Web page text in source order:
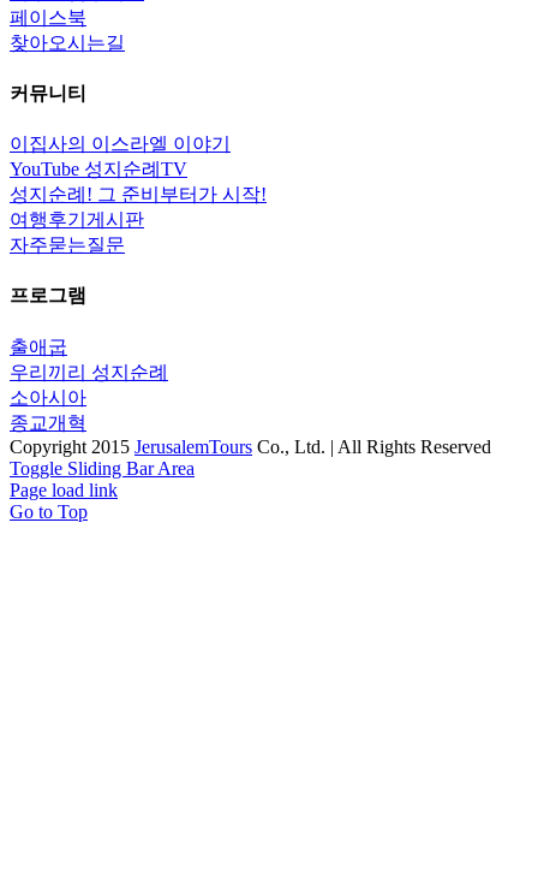
페이스북
찾아오시는길
커뮤니티
이집사의 이스라엘 이야기
YouTube 성지순례TV
성지순례! 그 준비부터가 시작!
여행후기게시판
자주묻는질문
프로그램
출애굽
우리끼리 성지순례
소아시아
종교개혁
Copyright 2015 JerusalemTours Co., Ltd. | All Rights Reserved
Toggle Sliding Bar Area
Page load link
Go to Top